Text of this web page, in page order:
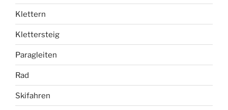
Klettern
Klettersteig
Paragleiten
Rad
Skifahren